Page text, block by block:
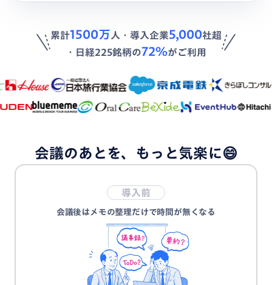
累計1500万 人・導入企業5,000社超
・日経225銘柄の72％がご利用
会議のあとを、もっと気楽に😄
導入前
会議後はメモの整理だけで時間が無くなる